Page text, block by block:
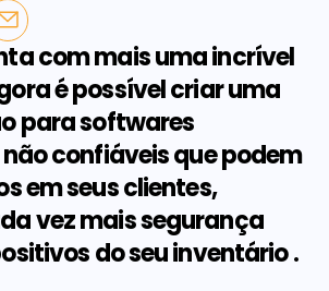
com mais uma incrível
é possível criar uma
para softwares
confiáveis que podem
em seus clientes,
vez mais segurança
do seu inventário .